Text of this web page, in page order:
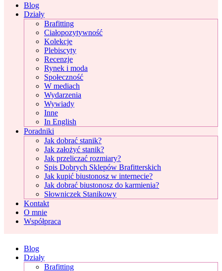
Blog
Działy
Brafitting
Ciałopozytywność
Kolekcje
Plebiscyty
Recenzje
Rynek i moda
Społeczność
W mediach
Wydarzenia
Wywiady
Inne
In English
Poradniki
Jak dobrać stanik?
Jak założyć stanik?
Jak przeliczać rozmiary?
Spis Dobrych Sklepów Brafitterskich
Jak kupić biustonosz w internecie?
Jak dobrać biustonosz do karmienia?
Słowniczek Stanikowy
Kontakt
O mnie
Współpraca
Blog
Działy
Brafitting